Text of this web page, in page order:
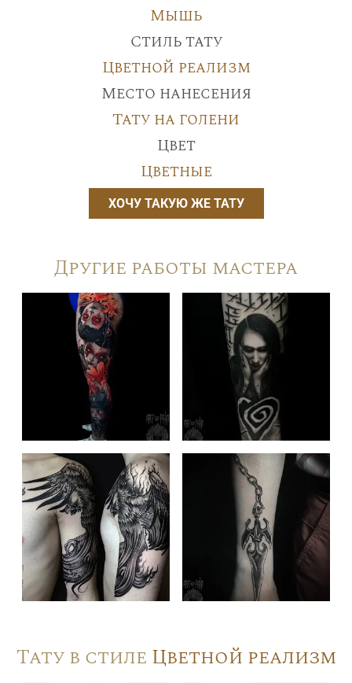
Мышь
Стиль тату
Цветной реализм
Место нанесения
Тату на голени
Цвет
Цветные
ХОЧУ ТАКУЮ ЖЕ ТАТУ
Другие работы мастера
Тату в стиле Цветной реализм